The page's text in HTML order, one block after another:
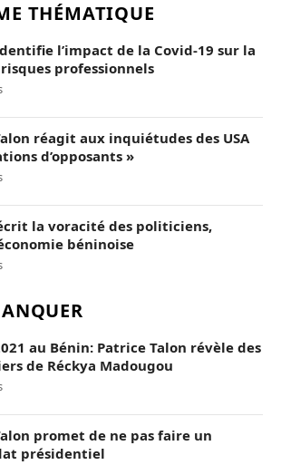
THÉMATIQUE
l’impact de la Covid-19 sur la
professionnels
réagit aux inquiétudes des USA
d’opposants »
la voracité des politiciens,
béninoise
au Bénin: Patrice Talon révèle des
de Réckya Madougou
promet de ne pas faire un
présidentiel